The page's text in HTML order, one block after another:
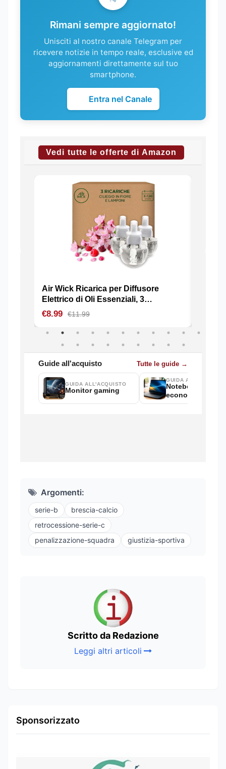
Rimani sempre aggiornato!
Unisciti al nostro canale Telegram per
ricevere notizie in tempo reale, esclusive ed
aggiornamenti direttamente sul tuo
smartphone.
Entra nel Canale
Argomenti:
serie-b
brescia-calcio
retrocessione-serie-c
penalizzazione-squadra
giustizia-sportiva
Scritto da Redazione
Leggi altri articoli
Sponsorizzato